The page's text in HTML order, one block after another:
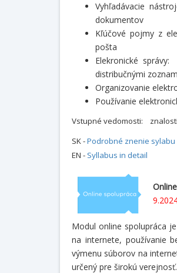
Vyhľadávacie
dokumentov
Kľúčové pojmy z
pošta
Elekronické
distribučnými
Organizovanie
Používanie
Vstupné vedomosti:
SK -Podrobné znenie sylabu
EN - Syllabus in detail
Modul online spolupráca
na internete, používanie
výmenu súborov na
určený pre širokú verejnosť.